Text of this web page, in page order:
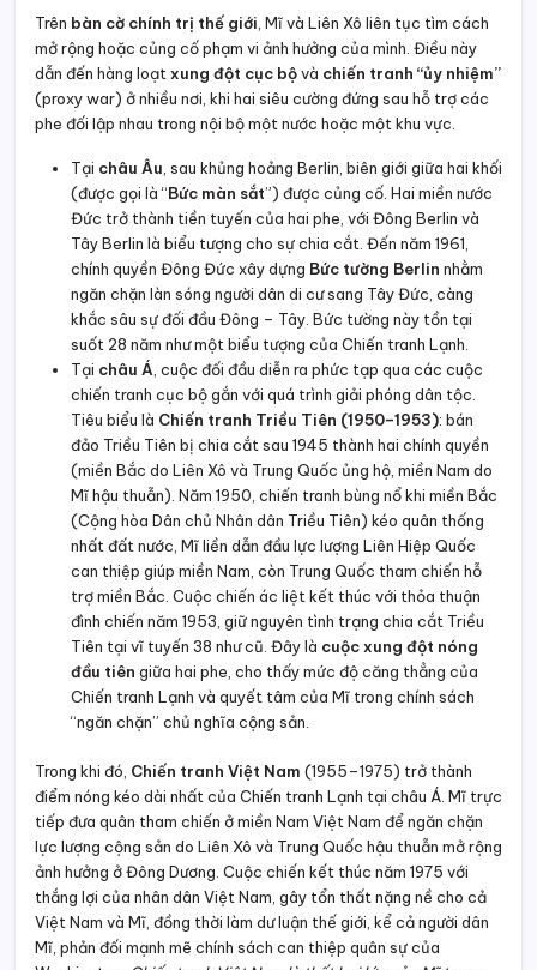
Trên bàn cờ chính trị thế giới , Mĩ và Liên Xô liên tục tìm cách
mở rộng hoặc củng cố phạm vi ảnh hưởng của mình. Điều này
dẫn đến hàng loạt xung đột cục bộvà chiến tranh “ủy nhiệm”
(proxy war) ở nhiều nơi, khi hai siêu cường đứng sau hỗ trợ các
phe đối lập nhau trong nội bộ một nước hoặc một khu vực.
Tại châu Âu , sau khủng hoảng Berlin, biên giới giữa hai khối
(được gọi là “Bức màn sắt”) được củng cố. Hai miền nước
Đức trở thành tiền tuyến của hai phe, với Đông Berlin và
Tây Berlin là biểu tượng cho sự chia cắt. Đến năm 1961,
chính quyền Đông Đức xây dựng Bức tường Berlin nhằm
ngăn chặn làn sóng người dân di cư sang Tây Đức, càng
khắc sâu sự đối đầu Đông – Tây. Bức tường này tồn tại
suốt 28 năm như một biểu tượng của Chiến tranh Lạnh.
Tại châu Á , cuộc đối đầu diễn ra phức tạp qua các cuộc
chiến tranh cục bộ gắn với quá trình giải phóng dân tộc.
Tiêu biểu là Chiến tranh Triều Tiên (1950–1953): bán
đảo Triều Tiên bị chia cắt sau 1945 thành hai chính quyền
(miền Bắc do Liên Xô và Trung Quốc ủng hộ, miền Nam do
Mĩ hậu thuẫn). Năm 1950, chiến tranh bùng nổ khi miền Bắc
(Cộng hòa Dân chủ Nhân dân Triều Tiên) kéo quân thống
nhất đất nước, Mĩ liền dẫn đầu lực lượng Liên Hiệp Quốc
can thiệp giúp miền Nam, còn Trung Quốc tham chiến hỗ
trợ miền Bắc. Cuộc chiến ác liệt kết thúc với thỏa thuận
đình chiến năm 1953, giữ nguyên tình trạng chia cắt Triều
Tiên tại vĩ tuyến 38 như cũ. Đây là cuộc xung đột nóng
đầu tiên giữa hai phe, cho thấy mức độ căng thẳng của
Chiến tranh Lạnh và quyết tâm của Mĩ trong chính sách
“ngăn chặn” chủ nghĩa cộng sản.
Trong khi đó, Chiến tranh Việt Nam (1955–1975) trở thành
điểm nóng kéo dài nhất của Chiến tranh Lạnh tại châu Á. Mĩ trực
tiếp đưa quân tham chiến ở miền Nam Việt Nam để ngăn chặn
lực lượng cộng sản do Liên Xô và Trung Quốc hậu thuẫn mở rộng
ảnh hưởng ở Đông Dương. Cuộc chiến kết thúc năm 1975 với
thắng lợi của nhân dân Việt Nam, gây tổn thất nặng nề cho cả
Việt Nam và Mĩ, đồng thời làm dư luận thế giới, kể cả người dân
Mĩ, phản đối mạnh mẽ chính sách can thiệp quân sự của